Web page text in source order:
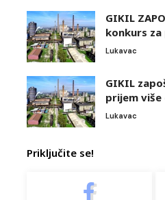
GIKIL
konkurs
Lukavac
GIKIL
prijem
Lukavac
Priključite se!